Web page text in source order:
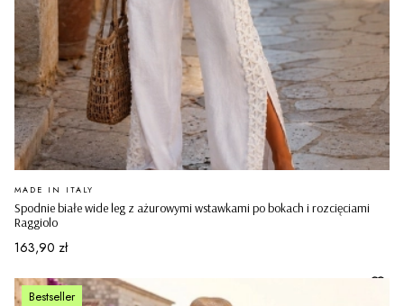
Spodnie białe wide leg z ażurowymi wstawkami po bokach i rozcięciami
Raggiolo
PRODUCENT
MADE IN ITALY
Cena
163,90 zł
Bestseller